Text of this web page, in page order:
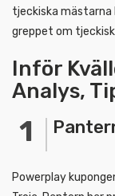
tjeckiska mästarna
greppet om
Inför
Analys,
Powerplay